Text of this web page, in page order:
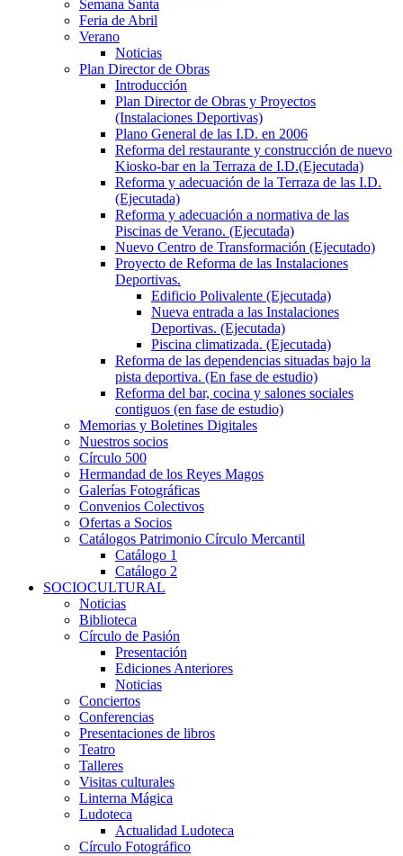
Semana Santa
Feria de Abril
Verano
Noticias
Plan Director de Obras
Introducción
Plan Director de Obras y Proyectos
(Instalaciones Deportivas)
Plano General de las I.D. en 2006
Reforma del restaurante y construcción de nuevo
Kiosko-bar en la Terraza de I.D.(Ejecutada)
Reforma y adecuación de la Terraza de las I.D.
(Ejecutada)
Reforma y adecuación a normativa de las
Piscinas de Verano. (Ejecutada)
Nuevo Centro de Transformación (Ejecutado)
Proyecto de Reforma de las Instalaciones
Deportivas.
Edificio Polivalente (Ejecutada)
Nueva entrada a las Instalaciones
Deportivas. (Ejecutada)
Piscina climatizada. (Ejecutada)
Reforma de las dependencias situadas bajo la
pista deportiva. (En fase de estudio)
Reforma del bar, cocina y salones sociales
contiguos (en fase de estudio)
Memorias y Boletines Digitales
Nuestros socios
Círculo 500
Hermandad de los Reyes Magos
Galerías Fotográficas
Convenios Colectivos
Ofertas a Socios
Catálogos Patrimonio Círculo Mercantil
Catálogo 1
Catálogo 2
SOCIOCULTURAL
Noticias
Biblioteca
Círculo de Pasión
Presentación
Ediciones Anteriores
Noticias
Conciertos
Conferencias
Presentaciones de libros
Teatro
Talleres
Visitas culturales
Linterna Mágica
Ludoteca
Actualidad Ludoteca
Círculo Fotográfico